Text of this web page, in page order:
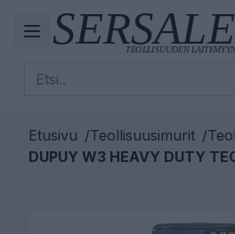
Etusivu /Teollisuusimurit /
DUPUY W3 HEAVY DUTY